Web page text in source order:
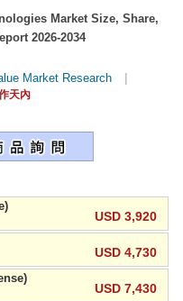
Market Size, Share,
2026-2034
Market Research |
天內
USD 3,920
USD 4,730
USD 7,430